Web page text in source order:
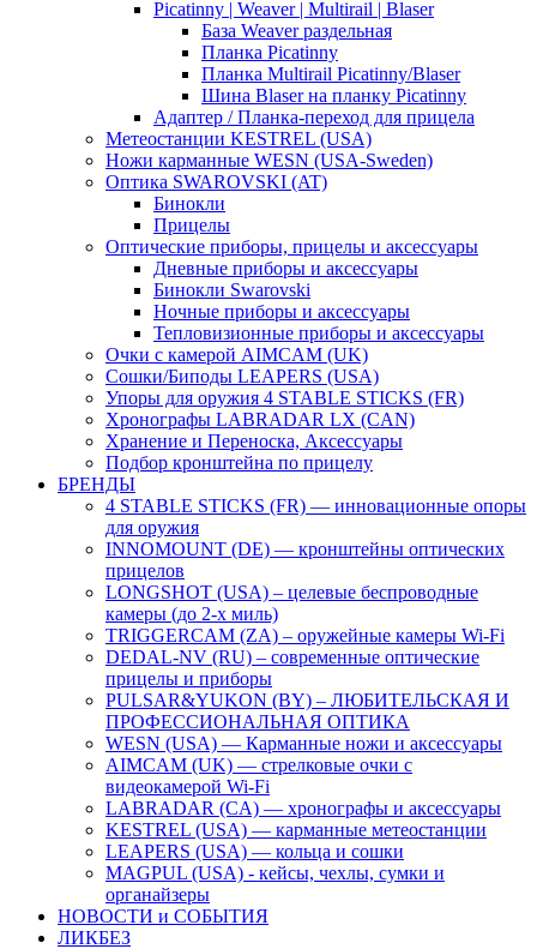
Picatinny | Weaver | Multirail | Blaser
База Weaver раздельная
Планка Picatinny
Планка Multirail Picatinny/Blaser
Шина Blaser на планку Picatinny
Адаптер / Планка-переход для прицела
Метеостанции KESTREL (USA)
Ножи карманные WESN (USA-Sweden)
Оптика SWAROVSKI (AT)
Бинокли
Прицелы
Оптические приборы, прицелы и аксессуары
Дневные приборы и аксессуары
Бинокли Swarovski
Ночные приборы и аксессуары
Тепловизионные приборы и аксессуары
Очки с камерой AIMCAM (UK)
Сошки/Биподы LEAPERS (USA)
Упоры для оружия 4 STABLE STICKS (FR)
Хронографы LABRADAR LX (CAN)
Хранение и Переноска, Аксессуары
Подбор кронштейна по прицелу
БРЕНДЫ
4 STABLE STICKS (FR) — инновационные опоры
для оружия
INNOMOUNT (DE) — кронштейны оптических
прицелов
LONGSHOT (USA) – целевые беспроводные
камеры (до 2-х миль)
TRIGGERCAM (ZA) – оружейные камеры Wi-Fi
DEDAL-NV (RU) – современные оптические
прицелы и приборы
PULSAR&YUKON (BY) – ЛЮБИТЕЛЬСКАЯ И
ПРОФЕССИОНАЛЬНАЯ ОПТИКА
WESN (USA) — Карманные ножи и аксессуары
AIMCAM (UK) — стрелковые очки с
видеокамерой Wi-Fi
LABRADAR (CA) — хронографы и аксессуары
KESTREL (USA) — карманные метеостанции
LEAPERS (USA) — кольца и сошки
MAGPUL (USA) - кейсы, чехлы, сумки и
органайзеры
НОВОСТИ и СОБЫТИЯ
ЛИКБЕЗ